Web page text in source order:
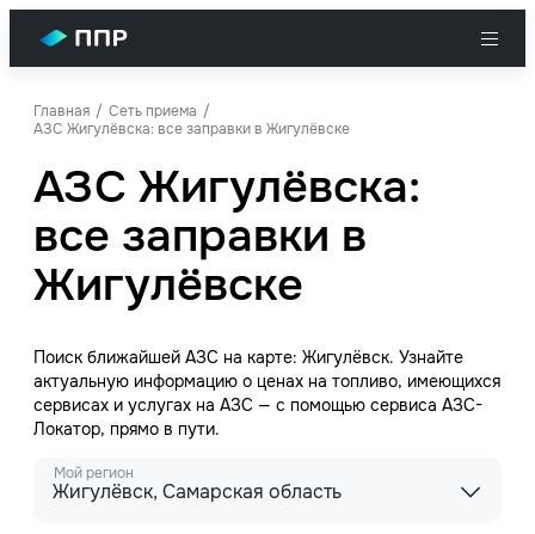
Главная
Сеть приема
АЗС Жигулёвска: все заправки в Жигулёвске
АЗС Жигулёвска:
все заправки в
Жигулёвске
Поиск ближайшей АЗС на карте: Жигулёвск. Узнайте
актуальную информацию о ценах на топливо, имеющихся
сервисах и услугах на АЗС — с помощью сервиса АЗС-
Локатор, прямо в пути.
Мой регион
Жигулёвск, Самарская область